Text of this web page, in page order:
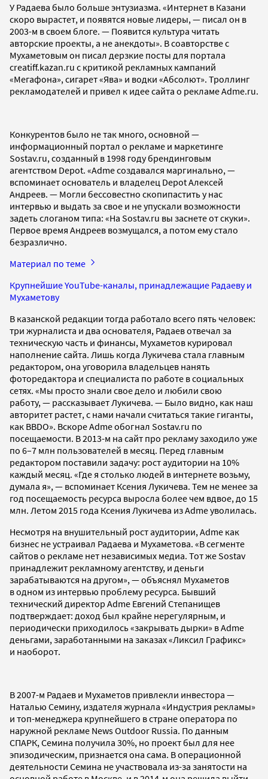
У Радаева было больше энтузиазма. «Интернет в Казани
скоро вырастет, и появятся новые лидеры, — писал он в
2003-м в своем блоге. — Появится культура читать
авторские проекты, а не анекдоты». В соавторстве с
Мухаметовым он писал дерзкие посты для портала
creatiff.kazan.ru с критикой рекламных кампаний
«Мегафона», сигарет «Ява» и водки «Абсолют». Троллинг
рекламодателей и привел к идее сайта о рекламе Adme.ru.
Конкурентов было не так много, основной —
информационный портал о рекламе и маркетинге
Sostav.ru, созданный в 1998 году брендинговым
агентством Depot. «Adme создавался маргинально, —
вспоминает основатель и владелец Depot Алексей
Андреев. — Могли бессовестно скопипастить у нас
интервью и выдать за свое и не упускали возможности
задеть слоганом типа: «На Sostav.ru вы заснете от скуки».
Первое время Андреев возмущался, а потом ему стало
безразлично.
Материал по теме
Крупнейшие YouTube-каналы, принадлежащие Радаеву и
Мухаметову
В казанской редакции тогда работало всего пять человек:
три журналиста и два основателя, Радаев отвечал за
техническую часть и финансы, Мухаметов курировал
наполнение сайта. Лишь когда Лукичева стала главным
редактором, она уговорила владельцев нанять
фоторедактора и специалиста по работе в социальных
сетях. «Мы просто знали свое дело и любили свою
работу, — рассказывает Лукичева. — Было видно, как наш
авторитет растет, с нами начали считаться такие гиганты,
как BBDO». Вскоре Adme обогнал Sostav.ru по
посещаемости. В 2013-м на сайт про рекламу заходило уже
по 6–7 млн пользователей в месяц. Перед главным
редактором поставили задачу: рост аудитории на 10%
каждый месяц. «Где я столько людей в интернете возьму,
думала я», — вспоминает Ксения Лукичева. Тем не менее за
год посещаемость ресурса выросла более чем вдвое, до 15
млн. Летом 2015 года Ксения Лукичева из Adme уволилась.
Несмотря на внушительный рост аудитории, Adme как
бизнес не устраивал Радаева и Мухаметова. «В сегменте
сайтов о рекламе нет независимых медиа. Тот же Sostav
принадлежит рекламному агентству, и деньги
зарабатываются на другом», — объяснял Мухаметов
в одном из интервью проблему ресурса. Бывший
технический директор Adme Евгений Степанищев
подтверждает: доход был крайне нерегулярным, и
периодически приходилось «закрывать дырки» в Adme
деньгами, заработанными на заказах «Ликсил Графикс»
и наоборот.
В 2007-м Радаев и Мухаметов привлекли инвестора —
Наталью Семину, издателя журнала «Индустрия рекламы»
и топ-менеджера крупнейшего в стране оператора по
наружной рекламе News Outdoor Russia. По данным
СПАРК, Семина получила 30%, но проект был для нее
эпизодическим, признается она сама. В операционной
деятельности Семина не участвовала из-за занятости на